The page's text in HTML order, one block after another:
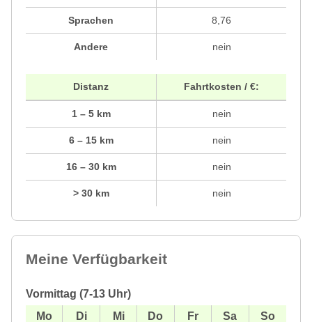
Sprachen
Andere
8,76
nein
Distanz
1 – 5 km
6 – 15 km
16 – 30 km
> 30 km
Fahrtkosten / €:
nein
nein
nein
nein
Meine Verfügbarkeit
Vormittag (7-13 Uhr)